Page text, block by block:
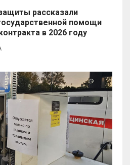
рассказали
помощи
в 2026 году